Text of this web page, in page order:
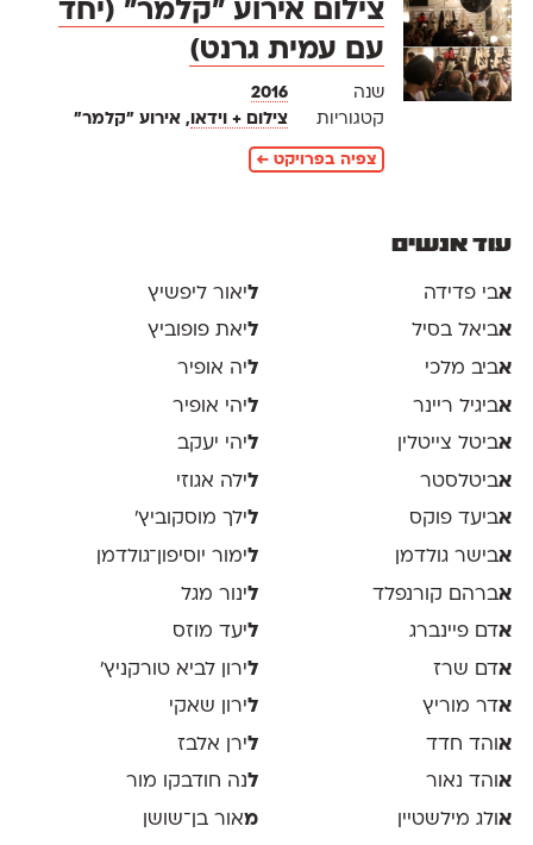
צילום אירוע "קלמר" (יחד
עם עמית גרנט)
שנה
2016
קטגוריות
צילום + וידאו , אירוע "קלמר"
צפיה בפרויקט ←
עוד אנשים
אבי פדידה
אביאל בסיל
אביב מלכי
אביגיל ריינר
אביטל צייטלין
אביטלסטר
אביעד פוקס
אבישר גולדמן
אברהם קורנפלד
אדם פיינברג
אדם שרז
אדר מוריץ
אוהד חדד
אוהד נאור
אולג מילשטיין
ליאור ליפשיץ
ליאת פופוביץ
ליה אופיר
ליהי אופיר
ליהי יעקב
לילה אגוזי
לילך מוסקוביץ'
לימור יוסיפון־גולדמן
לינור מגל
ליעד מוזס
לירון לביא טורקניץ׳
לירון שאקי
לירן אלבז
לנה חודבקו מור
מאור בן־שושן